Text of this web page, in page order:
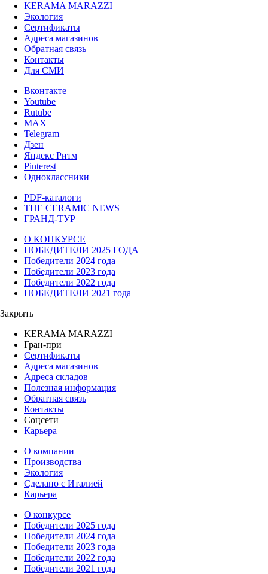
KERAMA MARAZZI
Экология
Сертификаты
Адреса магазинов
Обратная связь
Контакты
Для СМИ
Вконтакте
Youtube
Rutube
MAX
Telegram
Дзен
Яндекс Ритм
Pinterest
Одноклассники
PDF-каталоги
THE CERAMIC NEWS
ГРАНД-ТУР
О КОНКУРСЕ
ПОБЕДИТЕЛИ 2025 ГОДА
Победители 2024 года
Победители 2023 года
Победители 2022 года
ПОБЕДИТЕЛИ 2021 года
Закрыть
KERAMA MARAZZI
Гран-при
Сертификаты
Адреса магазинов
Адреса складов
Полезная информация
Обратная связь
Контакты
Соцсети
Карьера
О компании
Производства
Экология
Сделано с Италией
Карьера
О конкурсе
Победители 2025 года
Победители 2024 года
Победители 2023 года
Победители 2022 года
Победители 2021 года